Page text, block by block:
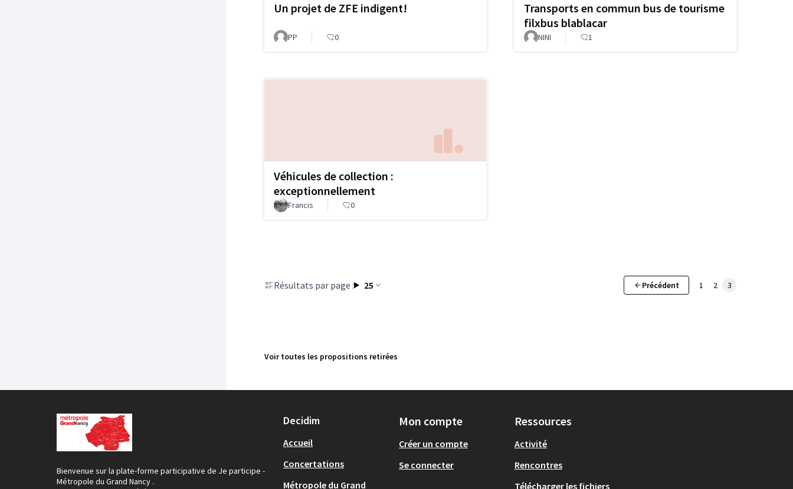
Un projet de ZFE indigent!
PP 0
Transports en commun bus de tourisme
filxbus blablacar
NINI 1
Véhicules de collection :
exceptionnellement
Francis 0
Résultats par page : 25 Précédent 1 2 3
Voir toutes les propositions retirées
Bienvenue sur la plate-forme participative de Je participe -
Métropole du Grand Nancy .
Decidim
Accueil
Concertations
Métropole du Grand
Mon compte
Créer un compte
Se connecter
Ressources
Activité
Rencontres
Télécharger les fichiers